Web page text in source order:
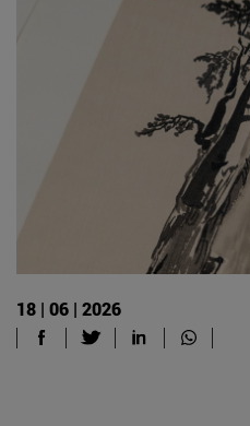
18 | 06 | 2026